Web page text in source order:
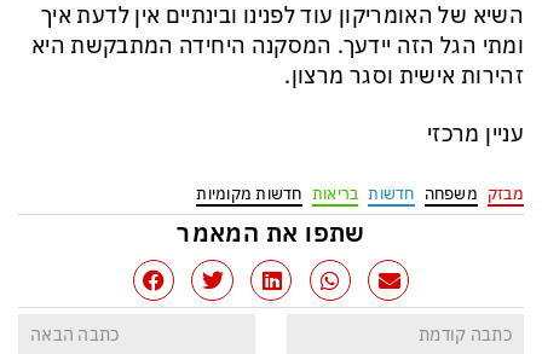
השיא של האומריקון עוד לפנינו ובינתיים אין לדעת איך
ומתי הגל הזה יידעך. המסקנה היחידה המתבקשת היא
זהירות אישית וסגר מרצון.
עניין מרכזי
מבזק משפחה חדשות בריאות חדשות מקומיות
שתפו את המאמר
כתבה קודמת כתבה הבאה